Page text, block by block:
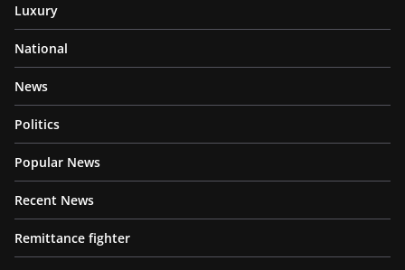
Luxury
National
News
Politics
Popular News
Recent News
Remittance fighter